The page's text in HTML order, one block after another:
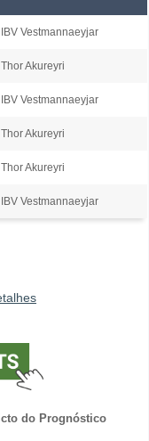
IBV Vestmannaeyjar
Thor Akureyri
IBV Vestmannaeyjar
Thor Akureyri
Thor Akureyri
IBV Vestmannaeyjar
do Prognóstico